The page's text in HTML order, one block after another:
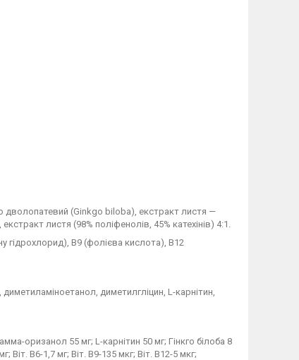
дволопатевий (Ginkgo biloba), екстракт листя —
листя (98% поліфенолів, 45% катехінів) 4:1.
гідрохлорид), B9 (фолієва кислота), B12
диметилгліцин, L-карнітин,
оризанол 55 мг; L-карнітин 50 мг; Гінкго білоба 8
B6-1,7 мг; Віт. B9-135 мкг; Віт. B12-5 мкг;